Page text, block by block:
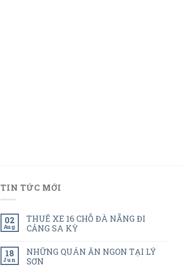
TIN TỨC MỚI
02
Aug
THUÊ XE 16 CHỖ ĐÀ NẴNG ĐI
CẢNG SA KỲ
18
Jun
NHỮNG QUÁN ĂN NGON TẠI LÝ
SƠN